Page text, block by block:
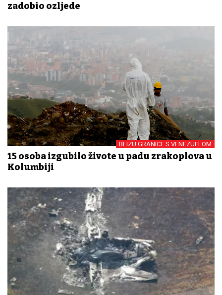
zadobio ozljede
BLIZU GRANICE S VENEZUELOM
15 osoba izgubilo živote u padu zrakoplova u
Kolumbiji